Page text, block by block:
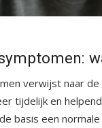
verwijst naar
tijdelijk en
basis een